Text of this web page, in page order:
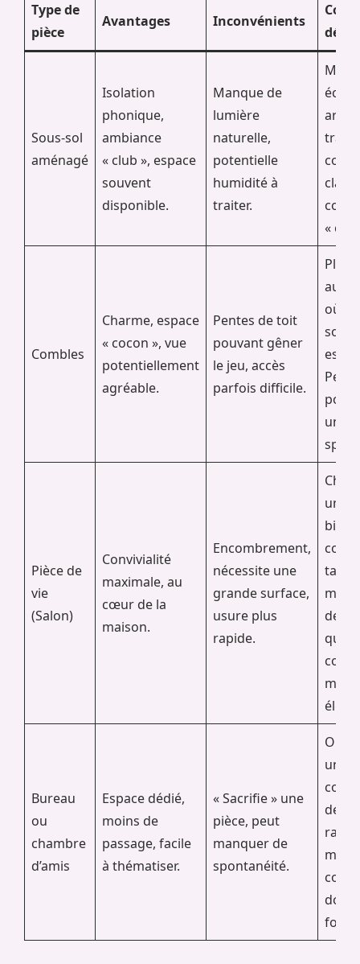
Type de
pièce
Avantages Inconvénients
Sous-sol
aménagé
Isolation
phonique,
ambiance
« club », espace
souvent
disponible.
Manque de
lumière
naturelle,
potentielle
humidité à
traiter.
«
Combles
Charme, espace
« cocon », vue
potentiellement
agréable.
Pentes de toit
pouvant gêner
le jeu, accès
parfois difficile.
au
où la
sous
est
un
Pièce de
vie
(Salon)
Convivialité
maximale, au
cœur de la
maison.
Encombrement,
nécessite une
grande surface,
usure plus
rapide.
une
table
qui
Bureau
ou
chambre
d’amis
Espace dédié,
moins de
passage, facile
à thématiser.
« Sacrifie » une
pièce, peut
manquer de
spontanéité.
un
des